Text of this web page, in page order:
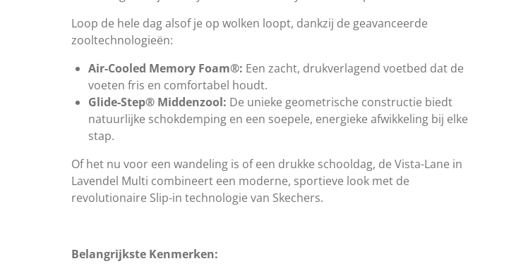
Loop de hele dag alsof je op wolken loopt, dankzij de geavanceerde
zooltechnologieën:
Air-Cooled Memory Foam®: Een zacht, drukverlagend voetbed dat de
voeten fris en comfortabel houdt.
Glide-Step® Middenzool: De unieke geometrische constructie biedt
natuurlijke schokdemping en een soepele, energieke afwikkeling bij elke
stap.
Of het nu voor een wandeling is of een drukke schooldag, de Vista-Lane in
Lavendel Multi combineert een moderne, sportieve look met de
revolutionaire Slip-in technologie van Skechers.
Belangrijkste Kenmerken: